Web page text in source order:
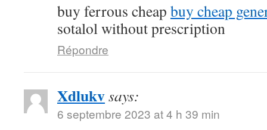
buy ferrous cheap buy cheap
sotalol without prescription
Répondre
Xdlukvsays:
6 septembre 2023 at 4 h 39 min